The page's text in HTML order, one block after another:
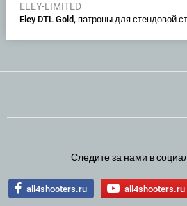
ELEY-LIMITED
Eley DTL Gold, патроны для стендовой
Следите за нами в
all4shooters.ru all4shooters.ru